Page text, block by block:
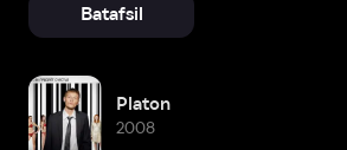
Batafsil
Platon
2008